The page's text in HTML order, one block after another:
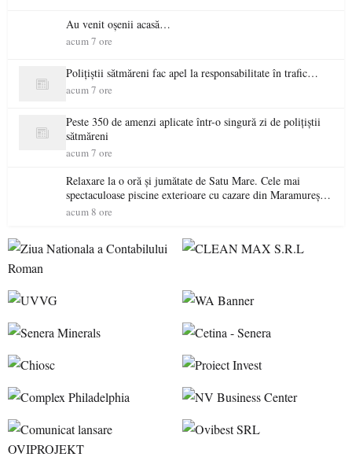
Au venit oșenii acasă…
acum 7 ore
Polițiștii sătmăreni fac apel la responsabilitate în trafic…
acum 7 ore
Peste 350 de amenzi aplicate într-o singură zi de polițiștii
sătmăreni
acum 7 ore
Relaxare la o oră și jumătate de Satu Mare. Cele mai
spectaculoase piscine exterioare cu cazare din Maramureș,
ideale pentru o escapadă de vară
acum 8 ore